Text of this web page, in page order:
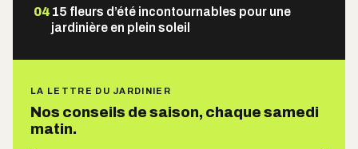
04 15 fleurs d’été incontournables pour une
jardinière en plein soleil
LA LETTRE DU JARDINIER
Nos conseils de saison, chaque samedi
matin.